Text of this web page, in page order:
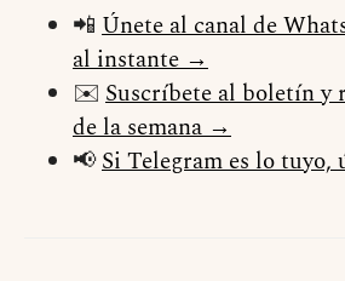
📲 Únete al canal de
al instante →
✉️ Suscríbete al boletín y
de la semana →
📢Si Telegram es lo